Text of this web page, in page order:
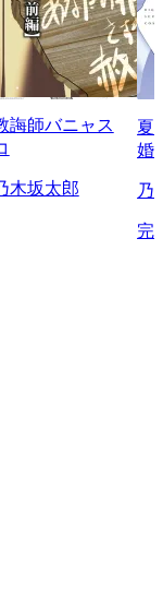
誨師バニャス
木坂太郎
夏
婚
乃
完